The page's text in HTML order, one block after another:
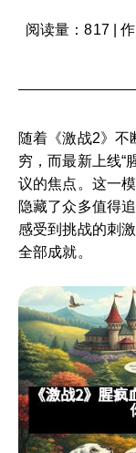
阅读量：817|
随着《激战2》不
穷，而最新上线“
议的焦点。这一
隐藏了众多值得
感受到挑战的刺
全部成就。